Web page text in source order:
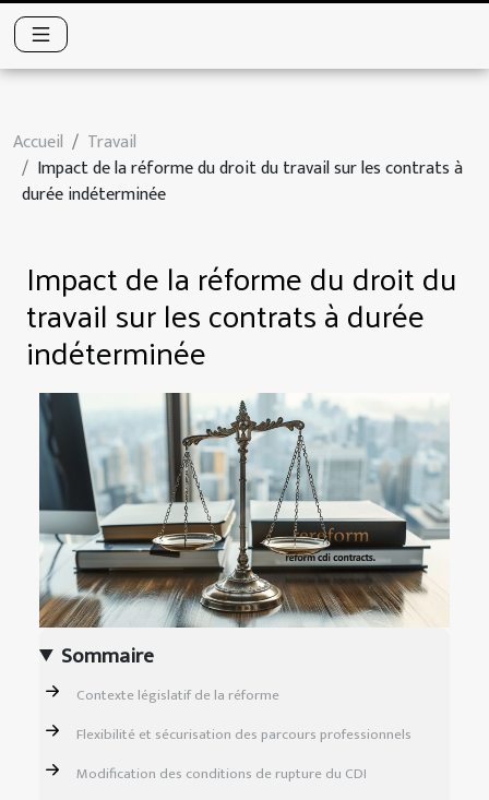
Accueil
Travail
Impact de la réforme du droit du travail sur les contrats à
durée indéterminée
Impact de la réforme du droit du
travail sur les contrats à durée
indéterminée
Sommaire
Contexte législatif de la réforme
Flexibilité et sécurisation des parcours professionnels
Modification des conditions de rupture du CDI